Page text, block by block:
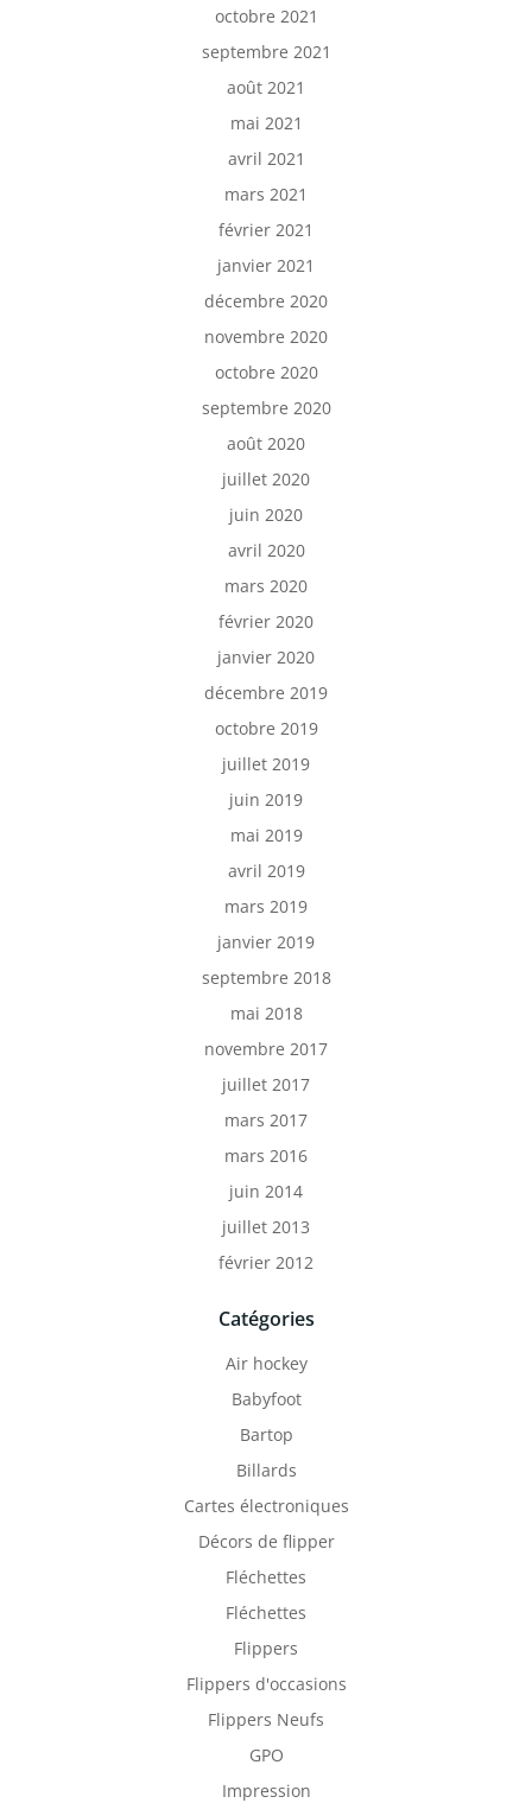
octobre 2021
septembre 2021
août 2021
mai 2021
avril 2021
mars 2021
février 2021
janvier 2021
décembre 2020
novembre 2020
octobre 2020
septembre 2020
août 2020
juillet 2020
juin 2020
avril 2020
mars 2020
février 2020
janvier 2020
décembre 2019
octobre 2019
juillet 2019
juin 2019
mai 2019
avril 2019
mars 2019
janvier 2019
septembre 2018
mai 2018
novembre 2017
juillet 2017
mars 2017
mars 2016
juin 2014
juillet 2013
février 2012
Catégories
Air hockey
Babyfoot
Bartop
Billards
Cartes électroniques
Décors de flipper
Fléchettes
Fléchettes
Flippers
Flippers d'occasions
Flippers Neufs
GPO
Impression